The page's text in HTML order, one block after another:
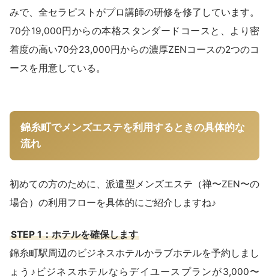
みで、全セラピストがプロ講師の研修を修了しています。
70分19,000円からの本格スタンダードコースと、より密
着度の高い70分23,000円からの濃厚ZENコースの2つのコ
ースを用意している。
錦糸町でメンズエステを利用するときの具体的な
流れ
初めての方のために、派遣型メンズエステ（禅〜ZEN〜の
場合）の利用フローを具体的にご紹介しますね♪
STEP 1：ホテルを確保します
錦糸町駅周辺のビジネスホテルかラブホテルを予約しまし
ょう♪ビジネスホテルならデイユースプランが3,000〜